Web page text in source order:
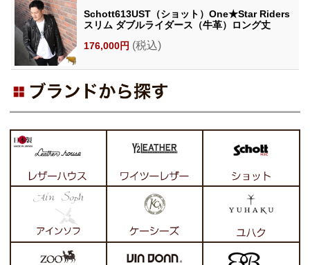
Schott613UST（ショット）One★Star Riders
スリム ダブルライダース（牛革）ロング丈
176,000円 (税込)